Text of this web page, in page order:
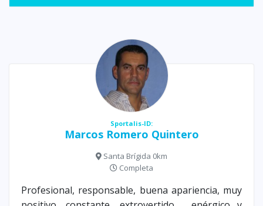
Sportalis-ID:
Marcos Romero Quintero
Santa Brígida 0km
Completa
Profesional, responsable, buena apariencia, muy